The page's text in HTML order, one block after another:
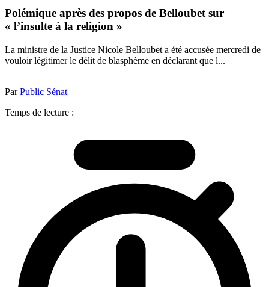
Polémique après des propos de Belloubet sur
« l’insulte à la religion »
La ministre de la Justice Nicole Belloubet a été accusée mercredi de
vouloir légitimer le délit de blasphème en déclarant que l...
ParPublic Sénat
Temps de lecture :